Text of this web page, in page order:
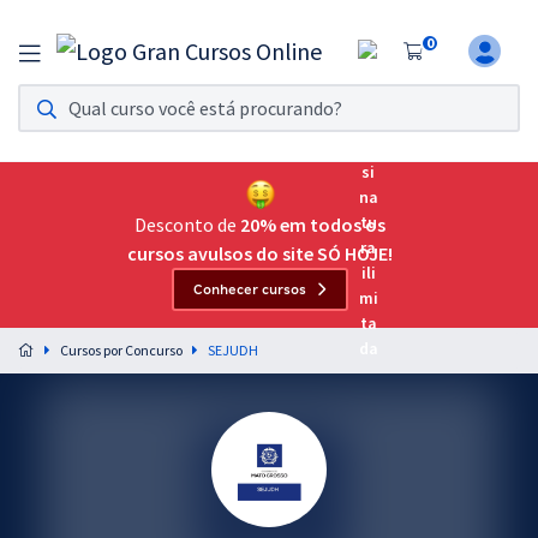
0
Assinatura Ilimitada 11
Acesso a todos os cursos. Teste grátis por 7 dias!
Assinatura OAB Até Passar
Acesso ilimitado a toda preparação para o Exame da
Preparação completa e intensiva para as principais
residências em saúde do Brasil
Desconto de 20% em todos os
cursos avulsos do site SÓ HOJE!
Conhecer cursos
Cursos por Concurso SEJUDH